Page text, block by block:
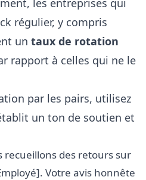
les entreprises qui
régulier, y compris
un taux de rotation
rapport à celles qui ne le
par les pairs, utilisez
un ton de soutien et
des retours sur
Votre avis honnête